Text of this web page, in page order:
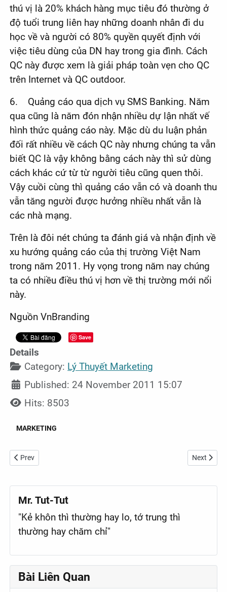
thú vị là 20% khách hàng mục tiêu đó thường ở
độ tuổi trung liên hay những doanh nhân đi du
học về và người có 80% quyền quyết định với
việc tiêu dùng của DN hay trong gia đình. Cách
QC này được xem là giải pháp toàn vẹn cho QC
trên Internet và QC outdoor.
6. Quảng cáo qua dịch vụ SMS Banking. Năm
qua cũng là năm đón nhận nhiều dự lận nhất vế
hình thức quảng cáo này. Mặc dù du luận phản
đối rất nhiều về cách QC này nhưng chúng ta vẫn
biết QC là vậy không bằng cách này thì sử dùng
cách khác cứ từ từ người tiêu cũng quen thôi.
Vậy cuồi cùng thì quảng cáo vẫn có và doanh thu
vẫn tăng người được hưởng nhiều nhất vẫn là
các nhà mạng.
Trên là đôi nét chúng ta đánh giá và nhận định về
xu hướng quảng cáo của thị trường Việt Nam
trong năm 2011. Hy vọng trong năm nay chúng
ta có nhiều điều thú vị hơn về thị trường mới nổi
này.
Nguồn VnBranding
Save
Details
Category: Lý Thuyết Marketing
Published: 24 November 2011 15:07
Hits: 8503
MARKETING
Previous article: Marketing: Bao nhiêu P mới đủ?
Prev Next
Next
Mr. Tut-Tut
"Kẻ khôn thì thường hay lo, tớ trung thì
thường hay chăm chỉ"
Bài Liên Quan